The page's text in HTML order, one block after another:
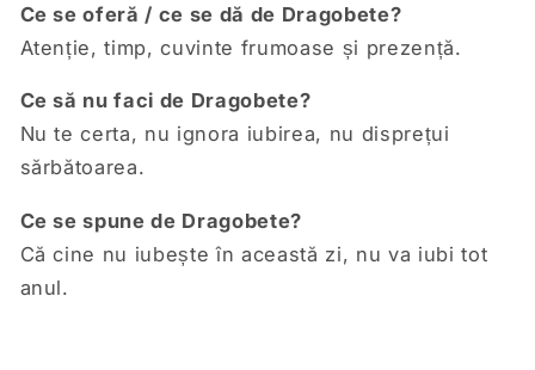
Ce se oferă / ce se dă de Dragobete?
Atenție, timp, cuvinte frumoase și prezență.
Ce să nu faci de Dragobete?
Nu te certa, nu ignora iubirea, nu disprețui
sărbătoarea.
Ce se spune de Dragobete?
Că cine nu iubește în această zi, nu va iubi tot
anul.